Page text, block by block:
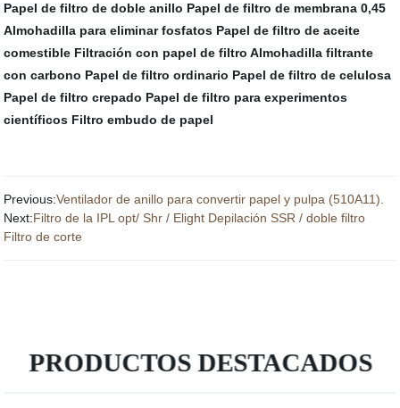
Papel de filtro de doble anillo Papel de filtro de membrana 0,45
Almohadilla para eliminar fosfatos Papel de filtro de aceite
comestible Filtración con papel de filtro Almohadilla filtrante
con carbono Papel de filtro ordinario Papel de filtro de celulosa
Papel de filtro crepado Papel de filtro para experimentos
científicos Filtro embudo de papel
Previous:Ventilador de anillo para convertir papel y pulpa (510A11).
Next:Filtro de la IPL opt/ Shr / Elight Depilación SSR / doble filtro
Filtro de corte
PRODUCTOS DESTACADOS